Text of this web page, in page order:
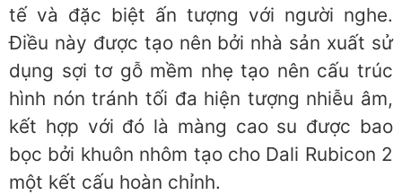
tế và đặc biệt ấn tượng với người nghe.
Điều này được tạo nên bởi nhà sản xuất sử
dụng sợi tơ gỗ mềm nhẹ tạo nên cấu trúc
hình nón tránh tối đa hiện tượng nhiễu âm,
kết hợp với đó là màng cao su được bao
bọc bởi khuôn nhôm tạo cho Dali Rubicon 2
một kết cấu hoàn chỉnh.